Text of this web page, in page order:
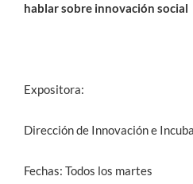
hablar sobre innovación social
Expositora:
Dirección de Innovación e
Fechas: Todos los martes